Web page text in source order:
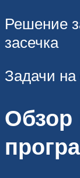
Решение
засечка
Задачи
Обзор